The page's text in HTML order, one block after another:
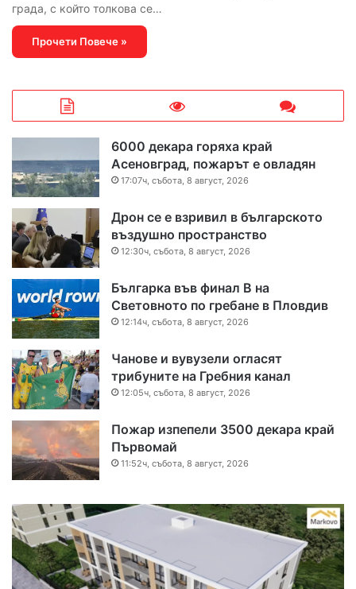
града, с който толкова се…
Прочети Повече »
6000 декара горяха край
Асеновград, пожарът е овладян
17:07ч, събота, 8 август, 2026
Дрон се е взривил в българското
въздушно пространство
12:30ч, събота, 8 август, 2026
Българка във финал B на
Световното по гребане в Пловдив
12:14ч, събота, 8 август, 2026
Чанове и вувузели огласят
трибуните на Гребния канал
12:05ч, събота, 8 август, 2026
Пожар изпепели 3500 декара край
Първомай
11:52ч, събота, 8 август, 2026